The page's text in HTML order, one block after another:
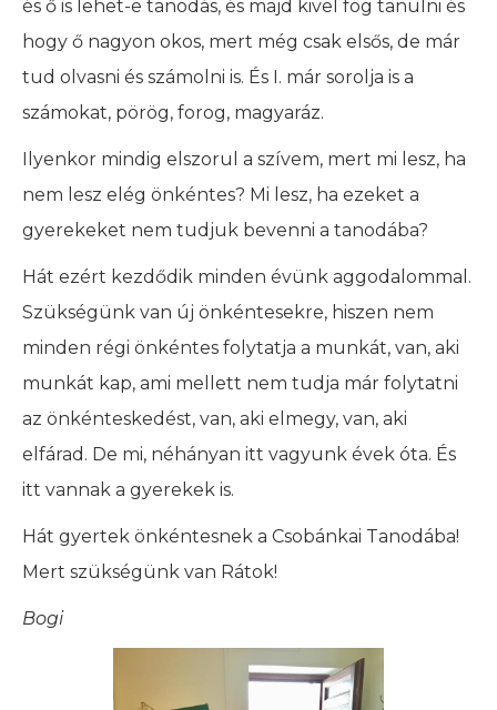
és ő is lehet-e tanodás, és majd kivel fog tanulni és
hogy ő nagyon okos, mert még csak elsős, de már
tud olvasni és számolni is. És I. már sorolja is a
számokat, pörög, forog, magyaráz.
Ilyenkor mindig elszorul a szívem, mert mi lesz, ha
nem lesz elég önkéntes? Mi lesz, ha ezeket a
gyerekeket nem tudjuk bevenni a tanodába?
Hát ezért kezdődik minden évünk aggodalommal.
Szükségünk van új önkéntesekre, hiszen nem
minden régi önkéntes folytatja a munkát, van, aki
munkát kap, ami mellett nem tudja már folytatni
az önkénteskedést, van, aki elmegy, van, aki
elfárad. De mi, néhányan itt vagyunk évek óta. És
itt vannak a gyerekek is.
Hát gyertek önkéntesnek a Csobánkai Tanodába!
Mert szükségünk van Rátok!
Bogi